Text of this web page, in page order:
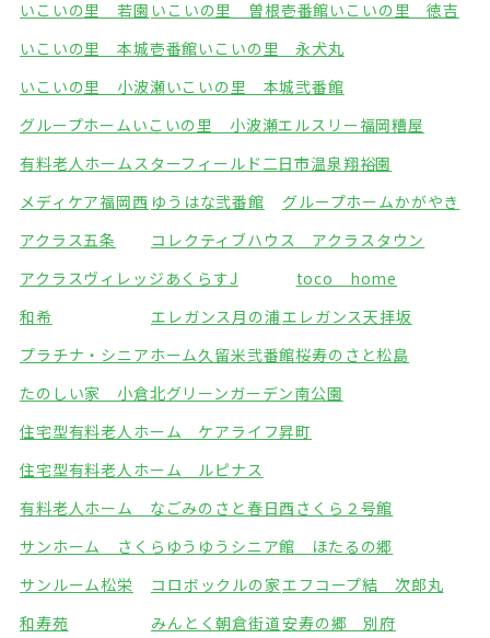
いこいの里 若園 いこいの里 曽根壱番館いこいの里 徳吉
いこいの里 本城壱番館いこいの里 永犬丸
いこいの里 小波瀬いこいの里 本城弐番館
グループホームいこいの里 小波瀬エルスリー福岡糟屋
有料老人ホームスターフィールド 二日市温泉翔裕園
メディケア福岡西 ゆうはな弐番館
グループホームかがやき
アクラス五条
コレクティブハウス アクラスタウン
アクラスヴィレッジ あくらすJ
toco home
和希
エレガンス月の浦エレガンス天拝坂
プラチナ・シニアホーム久留米弐番館桜寿のさと松島
たのしい家 小倉北グリーンガーデン南公園
住宅型有料老人ホーム ケアライフ昇町
住宅型有料老人ホーム ルピナス
有料老人ホーム なごみのさと春日西さくら２号館
サンホーム さくら ゆうゆうシニア館 ほたるの郷
サンルーム松栄
コロボックルの家エフコープ結 次郎丸
和寿苑
みんとく朝倉街道安寿の郷 別府